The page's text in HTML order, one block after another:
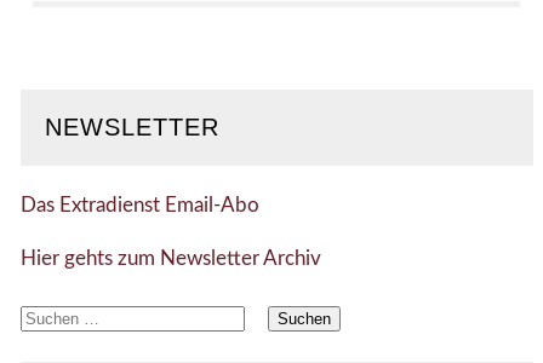
NEWSLETTER
Das Extradienst Email-Abo
Hier gehts zum Newsletter Archiv
Suchen